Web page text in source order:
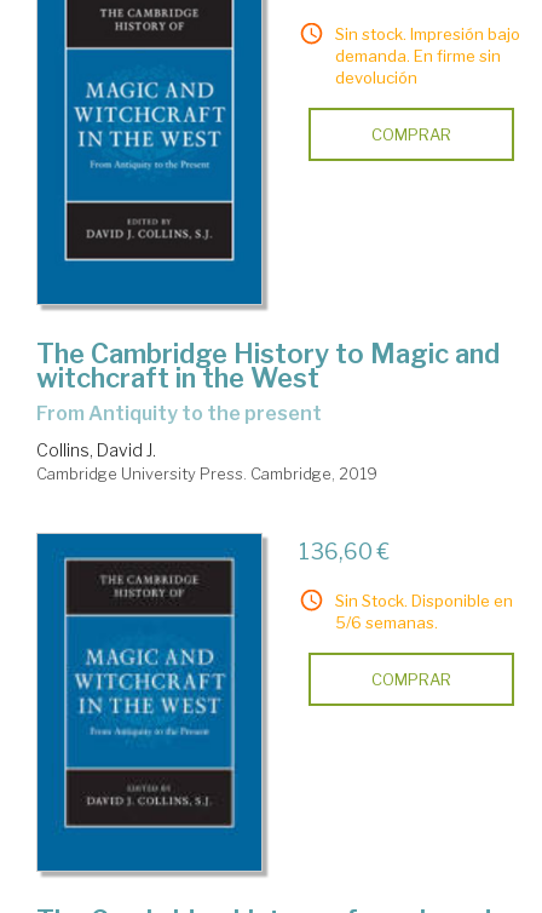
Sin stock. Impresión bajo
demanda. En firme sin
devolución
COMPRAR
The Cambridge History to Magic and
witchcraft in the West
from Antiquity to the present
Collins, David J.
Cambridge University Press. Cambridge, 2019
136,60 €
Sin Stock. Disponible en
5/6 semanas.
COMPRAR